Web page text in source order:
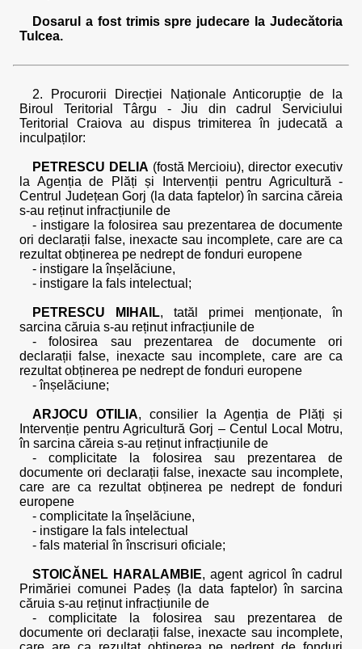
Dosarul a fost trimis spre judecare la Judecătoria
Tulcea.
2. Procurorii Direcției Naționale Anticorupție de la
Biroul Teritorial Târgu - Jiu din cadrul Serviciului
Teritorial Craiova au dispus trimiterea în judecată a
inculpaților:
PETRESCU DELIA (fostă Mercioiu), director executiv
la Agenția de Plăți și Intervenții pentru Agricultură -
Centrul Județean Gorj (la data faptelor) în sarcina căreia
s-au reținut infracțiunile de
- instigare la folosirea sau prezentarea de documente
ori declarații false, inexacte sau incomplete, care are ca
rezultat obținerea pe nedrept de fonduri europene
- instigare la înșelăciune,
- instigare la fals intelectual;
PETRESCU MIHAIL, tatăl primei menționate, în
sarcina căruia s-au reținut infracțiunile de
- folosirea sau prezentarea de documente ori
declarații false, inexacte sau incomplete, care are ca
rezultat obținerea pe nedrept de fonduri europene
- înșelăciune;
ARJOCU OTILIA, consilier la Agenția de Plăți și
Intervenție pentru Agricultură Gorj – Centul Local Motru,
în sarcina căreia s-au reținut infracțiunile de
- complicitate la folosirea sau prezentarea de
documente ori declarații false, inexacte sau incomplete,
care are ca rezultat obținerea pe nedrept de fonduri
europene
- complicitate la înșelăciune,
- instigare la fals intelectual
- fals material în înscrisuri oficiale;
STOICĂNEL HARALAMBIE, agent agricol în cadrul
Primăriei comunei Padeș (la data faptelor) în sarcina
căruia s-au reținut infracțiunile de
- complicitate la folosirea sau prezentarea de
documente ori declarații false, inexacte sau incomplete,